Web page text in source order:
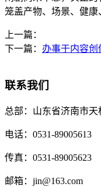
笼盖产物、场景、健康
上一篇：
下一篇： 办事于内容创
联系我们
总部： 山东省济南市天
电话： 0531-89005613
传真： 0531-89005623
邮箱： jin@163.com